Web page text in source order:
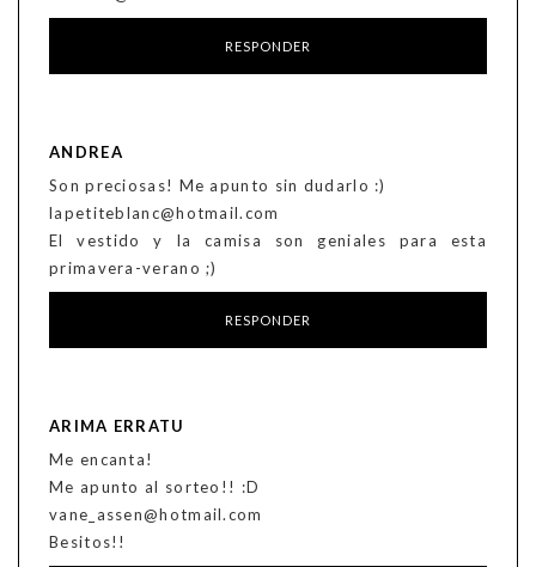
RESPONDER
ANDREA
Son preciosas! Me apunto sin dudarlo :)
lapetiteblanc@hotmail.com
El vestido y la camisa son geniales para esta
primavera-verano ;)
RESPONDER
ARIMA ERRATU
Me encanta!
Me apunto al sorteo!! :D
vane_assen@hotmail.com
Besitos!!